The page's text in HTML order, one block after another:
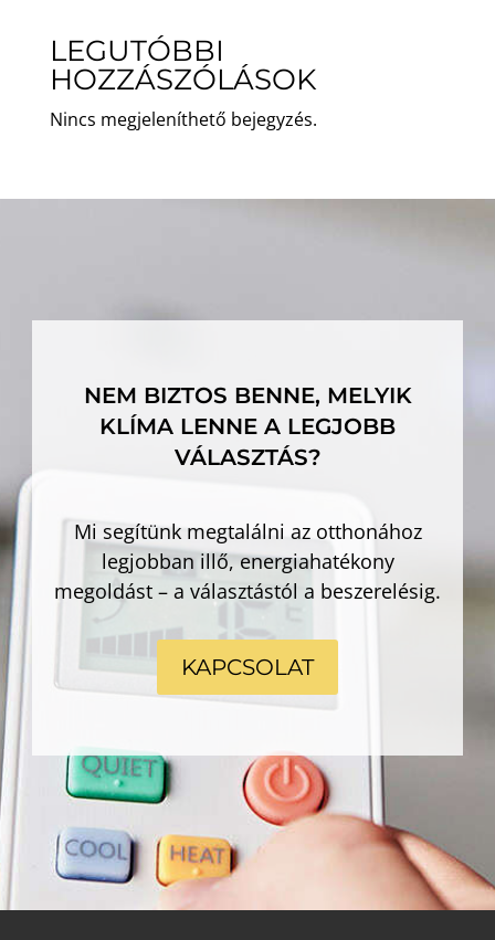
LEGUTÓBBI
HOZZÁSZÓLÁSOK
Nincs megjeleníthető bejegyzés.
NEM BIZTOS BENNE, MELYIK
KLÍMA LENNE A LEGJOBB
VÁLASZTÁS?
Mi segítünk megtalálni az otthonához
legjobban illő, energiahatékony
megoldást – a választástól a beszerelésig.
KAPCSOLAT